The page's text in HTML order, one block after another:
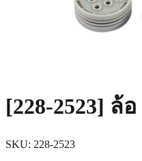
[228-2523] ล้
SKU: 228-2523